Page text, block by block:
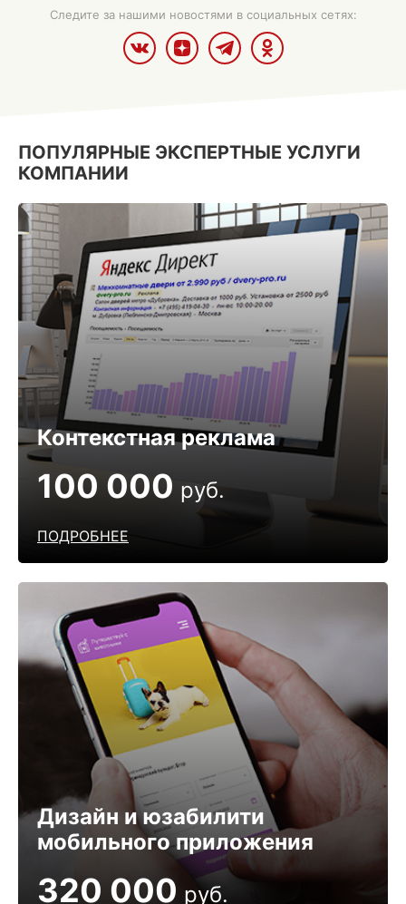
Следите за нашими новостями в социальных сетях:
ПОПУЛЯРНЫЕ ЭКСПЕРТНЫЕ УСЛУГИ
КОМПАНИИ
Контекстная реклама
ПОДРОБНЕЕ
100 000 руб.
Дизайн и юзабилити
мобильного приложения
320 000 руб.